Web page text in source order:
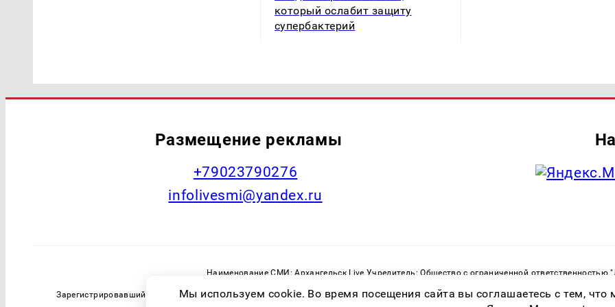
который ослабит защиту
супербактерий
Размещение рекламы
+79023790276
infolivesmi@yandex.ru
Наименование СМИ: Архангельск Live Учредитель: Общество с ограниченной
Зарегистрировавший орган: Федеральная служба по надзору в сфере связи, информационных технологий и массовых
Мы используем cookie. Во время посещения сайта вы соглашаетесь с тем,